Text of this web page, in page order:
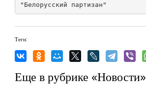
Теги:
Еще в рубрике «Новости»